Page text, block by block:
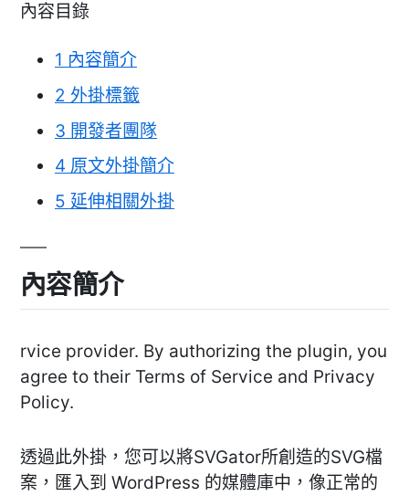
內容目錄
1 內容簡介
2 外掛標籤
3 開發者團隊
4 原文外掛簡介
5 延伸相關外掛
內容簡介
rvice provider. By authorizing the plugin, you
agree to their Terms of Service and Privacy
Policy.
透過此外掛，您可以將SVGator所創造的SVG檔
案，匯入到 WordPress 的媒體庫中，像正常的